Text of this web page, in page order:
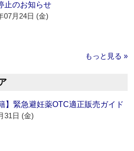
止のお知らせ
07月24日 (金)
もっと見る »
】緊急避妊薬OTC適正販売ガイド
31日 (金)